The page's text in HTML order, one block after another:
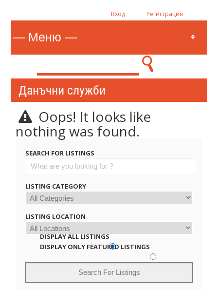
Вход Регистрация
Данъчни служби
Oops! It looks like
nothing was found.
SEARCH FOR LISTINGS
LISTING CATEGORY
LISTING LOCATION
DISPLAY ALL LISTINGS
DISPLAY ONLY FEATURED LISTINGS